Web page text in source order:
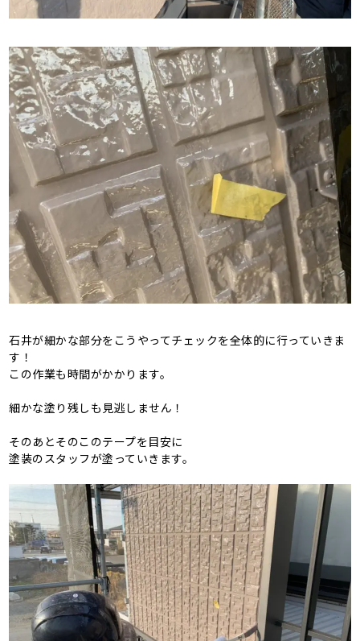
石井が細かな部分をこうやってチェックを全体的に行っていきま
す！
この作業も時間がかかります。
細かな塗り残しも見逃しません！
そのあとそのこのテープを目安に
塗装のスタッフが塗っていきます。